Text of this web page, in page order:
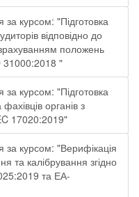
курсом: "Підготовка
відповідно до
положень
"
курсом: "Підготовка
органів з
17020:2019"
за курсом: "Верифікація
та калібрування згідно
та ЕА-